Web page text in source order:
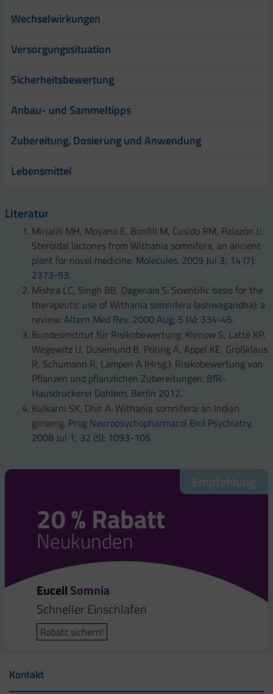
Wechselwirkungen
Versorgungssituation
Sicherheitsbewertung
Anbau- und Sammeltipps
Zubereitung, Dosierung und Anwendung
Lebensmittel
Literatur
Mirjalili MH, Moyano E, Bonfill M, Cusido RM, Palazón J:
Steroidal lactones from Withania somnifera, an ancient
plant for novel medicine. Molecules. 2009 Jul 3; 14 (7):
2373-93.
Mishra LC, Singh BB, Dagenais S: Scientific basis for the
therapeutic use of Withania somnifera (ashwagandha): a
review. Altern Med Rev. 2000 Aug; 5 (4): 334-46.
Bundesinstitut für Risikobewertung. Klenow S, Latté KP,
Wegewitz U, Dusemund B, Pöting A, Appel KE, Großklaus
R, Schumann R, Lampen A (Hrsg.): Risikobewertung von
Pflanzen und pflanzlichen Zubereitungen. BfR-
Hausdruckerei Dahlem, Berlin 2012.
Kulkarni SK, Dhir A: Withania somnifera: an Indian
ginseng. Prog Neuropsychopharmacol Biol Psychiatry.
2008 Jul 1; 32 (5): 1093-105
Empfehlung
20 % Rabatt
Neukunden
EucellSomnia
Schneller Einschlafen
Rabatt sichern!
Kontakt